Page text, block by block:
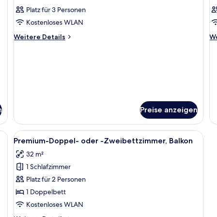
für
Zimmer
anzeigen
Platz für 3 Personen
Kostenloses WLAN
Weitere Details
Weitere
Preise anzeigen
einem Schreibtisch mit Stuhl, einem Fernseher, einer Lampe und einem
Alle
Fotos
für
Premium-
Doppel-
oder
-
Ein modernes Hotelzimmer mit
13
Premium-Doppel- oder -Zweibettzimmer, Balkon
32 m²
1 Schlafzimmer
Platz für 2 Personen
1 Doppelbett
Kostenloses WLAN